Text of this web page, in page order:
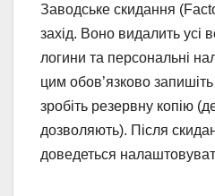
Заводське скидання
захід. Воно видалить усі
логини та персональні
цим обов’язково
зробіть резервну копію
дозволяють). Після
доведеться